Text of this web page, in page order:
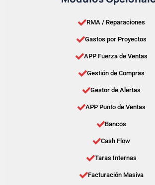
RMA / Reparaciones
Gastos por Proyectos
APP Fuerza de Ventas
Gestión de Compras
Gestor de Alertas
APP Punto de Ventas
Bancos
Cash Flow
Taras Internas
Facturación Masiva